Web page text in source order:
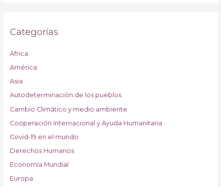
Categorías
África
América
Asia
Autodeterminación de los pueblos
Cambio Climático y medio ambiente
Cooperación Internacional y Ayuda Humanitaria
Covid-19 en el mundo
Derechos Humanos
Economía Mundial
Europa